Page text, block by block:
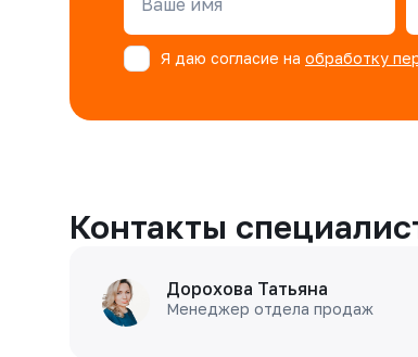
Я даю согласие на обработку
Контакты
Дорохова Татьяна
Менеджер отдела продаж